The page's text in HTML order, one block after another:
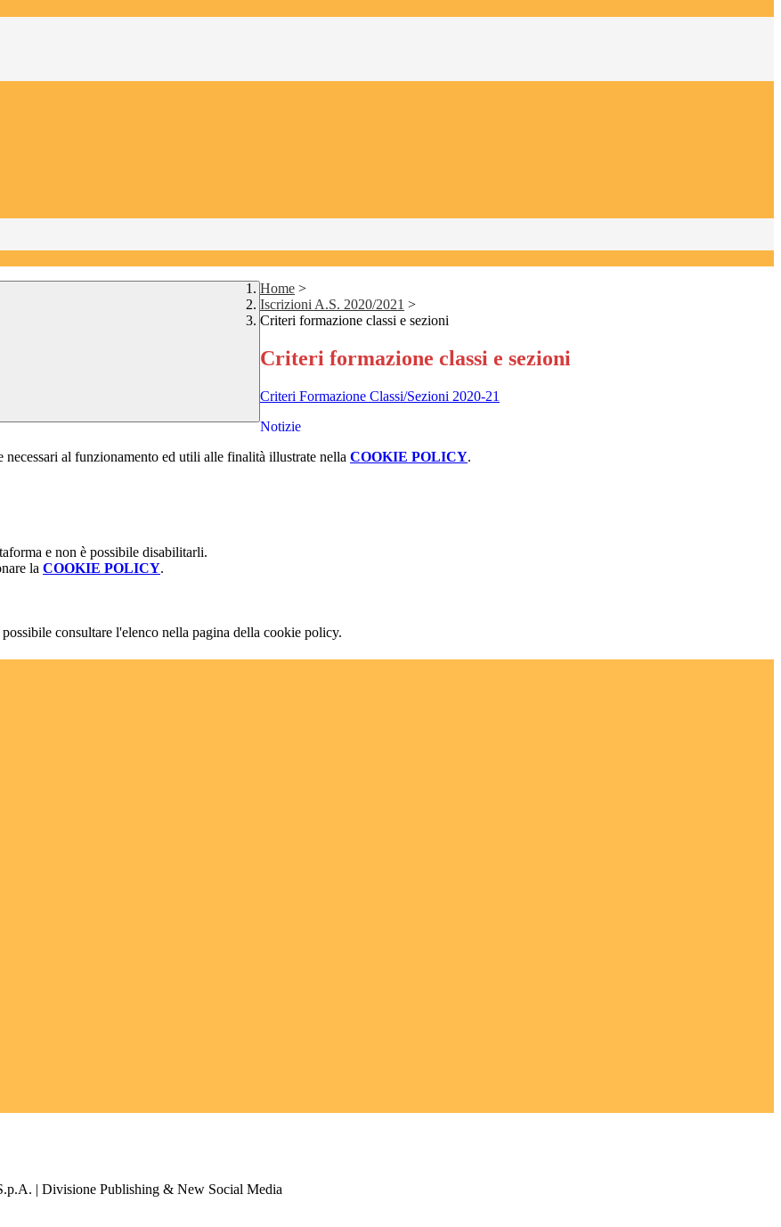
Home >
Iscrizioni A.S. 2020/2021 >
Criteri formazione classi e sezioni
Criteri formazione classi e sezioni
Criteri Formazione Classi/Sezioni 2020-21
Notizie
al funzionamento ed utili alle finalità illustrate nella COOKIE POLICY.
e non è possibile disabilitarli.
la COOKIE POLICY.
consultare l'elenco nella pagina della cookie policy.
| Divisione Publishing & New Social Media